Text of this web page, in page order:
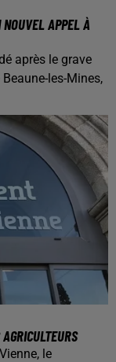
APPEL À
après le grave
les-Mines,
le